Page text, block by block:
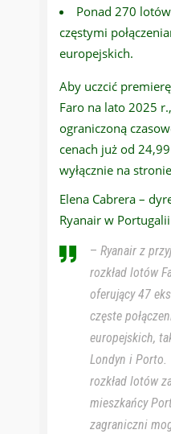
Ponad 270
częstymi
europejskich.
Aby uczcić
Faro na lato 2025
ograniczoną
cenach już od
wyłącznie na
Elena Cabrera –
Ryanair w
– Ryanair z
rozkład lotów
oferujący 47
częste
europejskich,
Londyn i Porto.
rozkład lotów
mieszkańcy
zagraniczni